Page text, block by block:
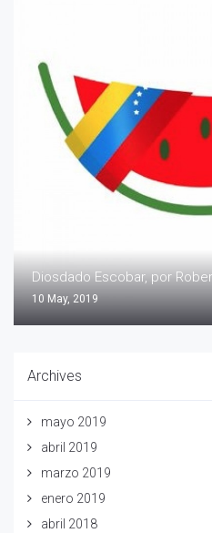
Diosdado Escobar, por
10 May, 2019
Archives
mayo 2019
abril 2019
marzo 2019
enero 2019
abril 2018